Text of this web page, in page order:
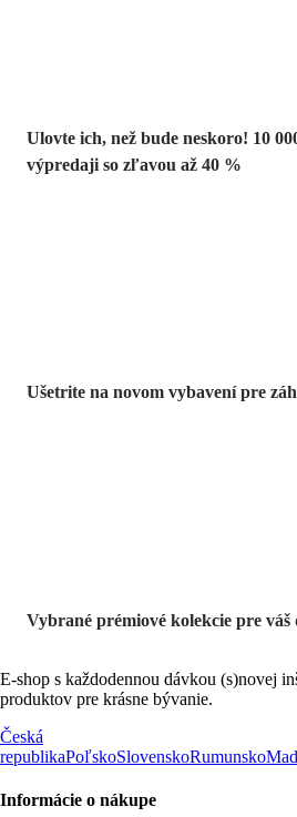
Ulovte ich, než bude neskoro! 10
výpredaji so zľavou až 40 %
Ušetrite na novom vybavení pre
Vybrané prémiové kolekcie pre váš
E-shop s každodennou dávkou (s)novej
produktov pre krásne bývanie.
Česká
republikaPoľskoSlovenskoRumunsko
Informácie o nákupe